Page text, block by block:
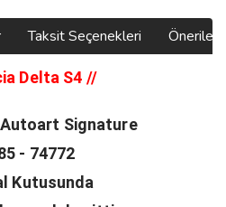
Taksit Seçenekleri
Delta S4 //
Autoart Signature
- 74772
Kutusunda